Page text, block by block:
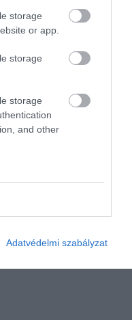
storage
or app.
storage
storage
and other
Adatvédelmi szabályzat
változás az
készít, vagyis egy
Bármennyire is úgy
hanem a szüretrobot,